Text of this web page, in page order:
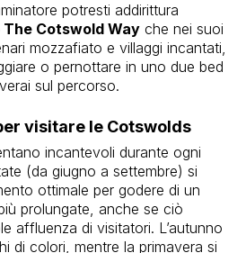
potresti addirittura
Cotswold Way che nei suoi
mozzafiato e villaggi incantati,
o pernottare in uno due bed
sul percorso.
visitare le Cotswolds
incantevoli durante ogni
(da giugno a settembre) si
ottimale per godere di un
prolungate, anche se ciò
affluenza di visitatori. L’autunno
di colori, mentre la primavera si